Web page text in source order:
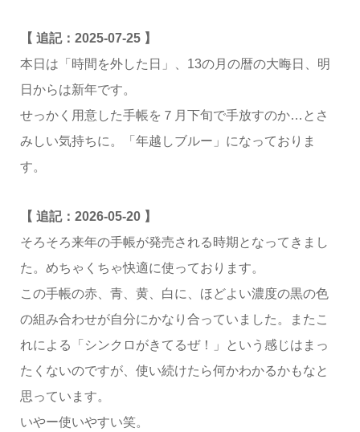
【 追記：2025-07-25 】
本日は「時間を外した日」、13の月の暦の大晦日、明
日からは新年です。
せっかく用意した手帳を７月下旬で手放すのか…とさ
みしい気持ちに。「年越しブルー」になっておりま
す。
【 追記：2026-05-20 】
そろそろ来年の手帳が発売される時期となってきまし
た。めちゃくちゃ快適に使っております。
この手帳の赤、青、黄、白に、ほどよい濃度の黒の色
の組み合わせが自分にかなり合っていました。またこ
れによる「シンクロがきてるぜ！」という感じはまっ
たくないのですが、使い続けたら何かわかるかもなと
思っています。
いやー使いやすい笑。